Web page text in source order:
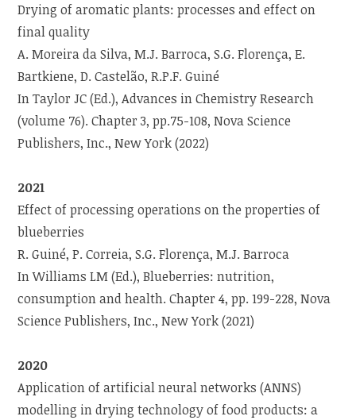
Drying of aromatic plants: processes and effect on
final quality
A. Moreira da Silva, M.J. Barroca, S.G. Florença, E.
Bartkiene, D. Castelão, R.P.F. Guiné
In Taylor JC (Ed.), Advances in Chemistry Research
(volume 76). Chapter 3, pp.75-108, Nova Science
Publishers, Inc., New York (2022)
2021
Effect of processing operations on the properties of
blueberries
R. Guiné, P. Correia, S.G. Florença, M.J. Barroca
In Williams LM (Ed.), Blueberries: nutrition,
consumption and health. Chapter 4, pp. 199-228, Nova
Science Publishers, Inc., New York (2021)
2020
Application of artificial neural networks (ANNS)
modelling in drying technology of food products: a